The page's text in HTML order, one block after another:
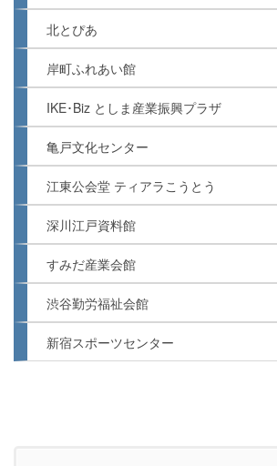
北とぴあ
岸町ふれあい館
IKE･Biz としま産業振興プラザ
亀戸文化センター
江東公会堂 ティアラこうとう
深川江戸資料館
すみだ産業会館
渋谷勤労福祉会館
新宿スポーツセンター